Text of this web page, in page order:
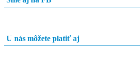
U nás môžete platiť aj